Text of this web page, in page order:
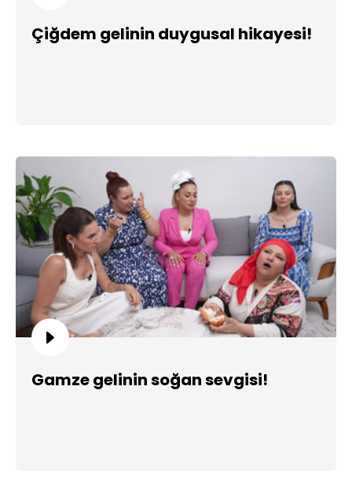
Çiğdem gelinin duygusal hikayesi!
Gamze gelinin soğan sevgisi!